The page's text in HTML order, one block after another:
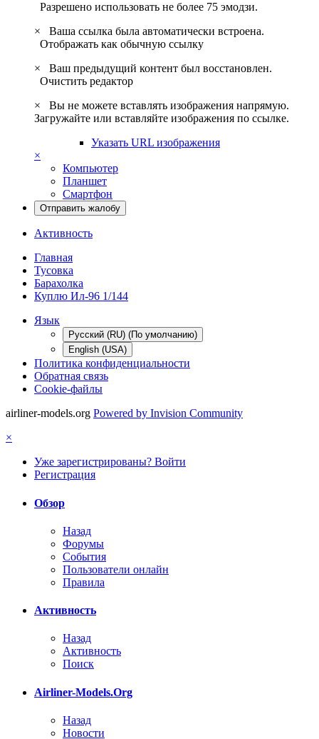
Разрешено использовать не более 75 эмодзи.
×
Ваша ссылка была автоматически встроена.
Отображать как обычную ссылку
×
Ваш предыдущий контент был восстановлен.
Очистить редактор
×
Вы не можете вставлять изображения напрямую.
Загружайте или вставляйте изображения по ссылке.
Указать URL изображения
×
Компьютер
Планшет
Смартфон
Отправить жалобу
Активность
Главная
Тусовка
Барахолка
Куплю Ил-96 1/144
Язык
Русский (RU) (По умолчанию)
English (USA)
Политика конфиденциальности
Обратная связь
Cookie-файлы
airliner-models.org Powered by Invision Community
×
Уже зарегистрированы? Войти
Регистрация
Обзор
Назад
Форумы
События
Пользователи онлайн
Правила
Активность
Назад
Активность
Поиск
Airliner-Models.Org
Назад
Новости